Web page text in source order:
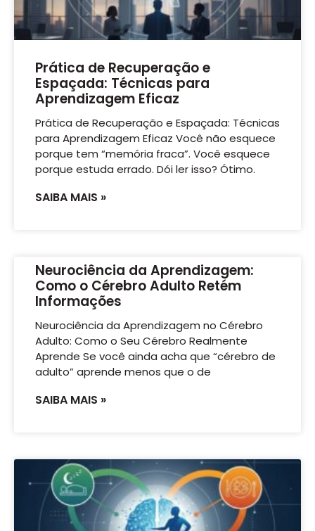
Prática de Recuperação e
Espaçada: Técnicas para
Aprendizagem Eficaz
Prática de Recuperação e Espaçada: Técnicas
para Aprendizagem Eficaz Você não esquece
porque tem “memória fraca”. Você esquece
porque estuda errado. Dói ler isso? Ótimo.
SAIBA MAIS »
Neurociência da Aprendizagem:
Como o Cérebro Adulto Retém
Informações
Neurociência da Aprendizagem no Cérebro
Adulto: Como o Seu Cérebro Realmente
Aprende Se você ainda acha que “cérebro de
adulto” aprende menos que o de
SAIBA MAIS »